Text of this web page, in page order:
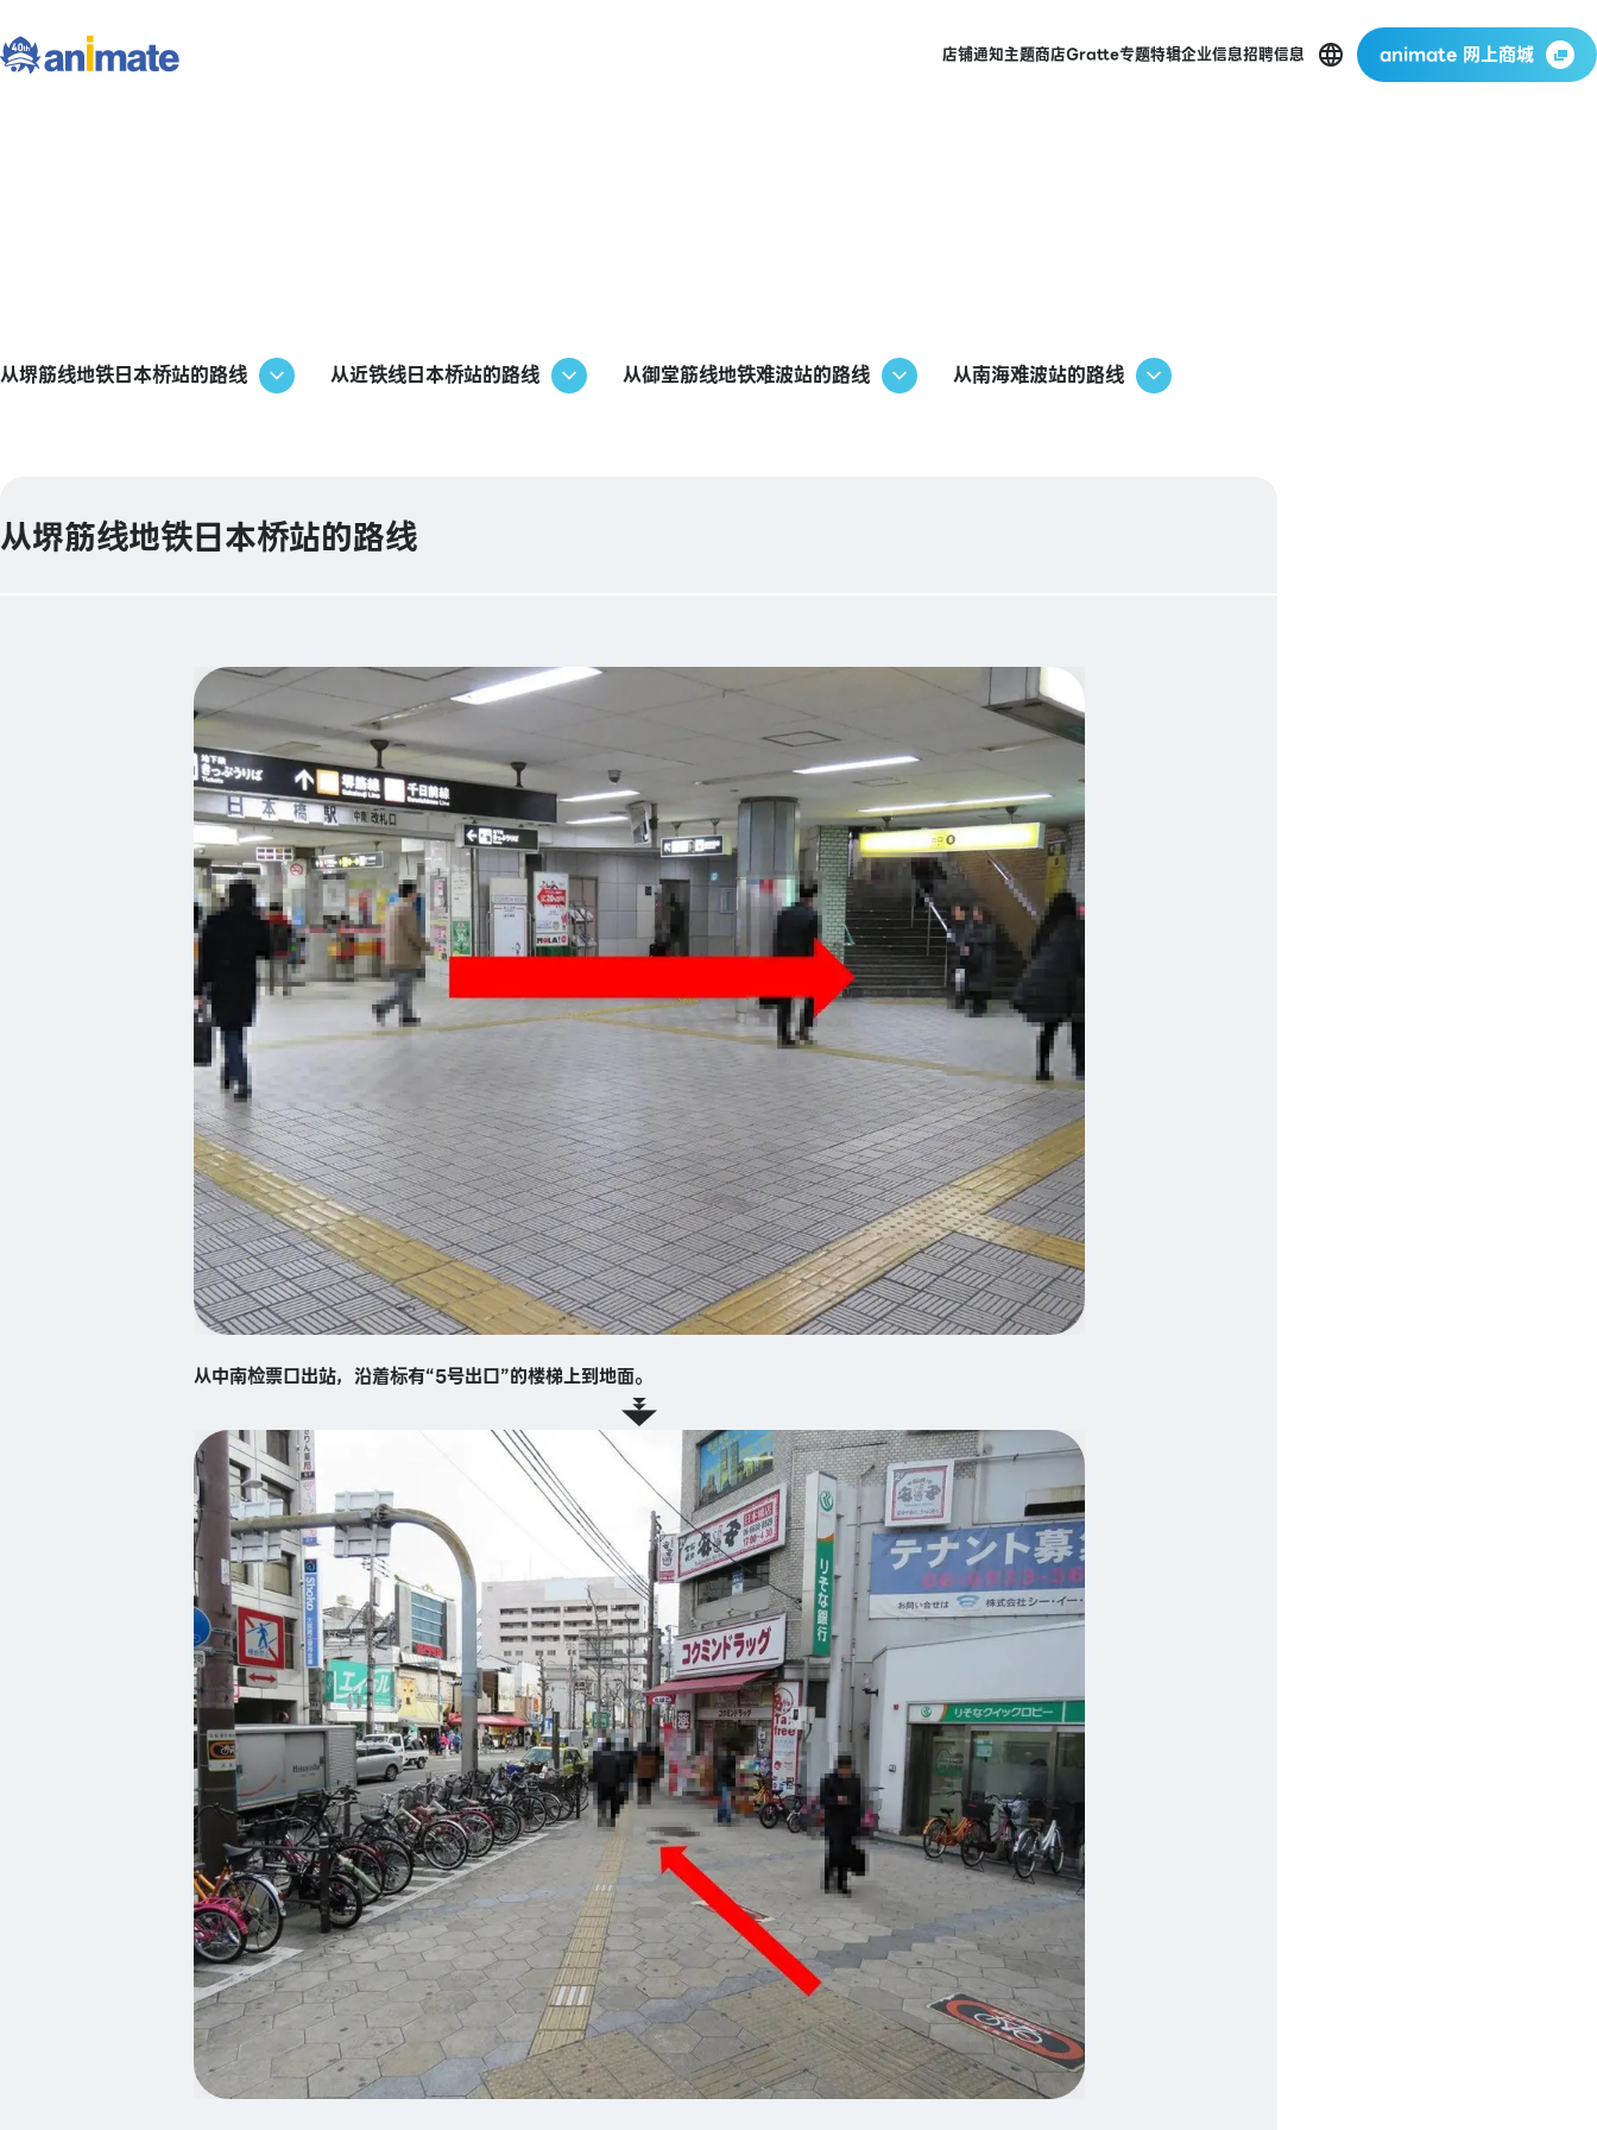
店铺通知主题商店Gratte专题特辑企业信息招聘信息 animate 网上商城
从堺筋线地铁日本桥站的路线 从近铁线日本桥站的路线 从御堂筋线地铁难波站的路线 从南海难波站的路线
从堺筋线地铁日本桥站的路线
从中南检票口出站，沿着标有“5号出口”的楼梯上到地面。